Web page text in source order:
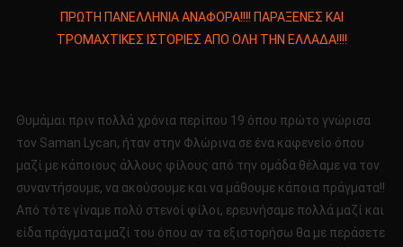
ΠΑΝΕΛΛΗΝΙΑ
ΑΝΑΦΟΡΑ!!!!
ΙΣΤΟΡΙΕΣ
ΑΠΟ
ΟΛΗ
ΤΗΝ
ΕΛΛΑΔΑ!!!!
ΠΡΩΤΗ ΠΑΝΕΛΛΗΝΙΑ ΑΝΑΦΟΡΑ!!!! ΠΑΡΑΞΕΝΕΣ ΚΑΙ
ΤΡΟΜΑΧΤΙΚΕΣ ΙΣΤΟΡΙΕΣ ΑΠΟ ΟΛΗ ΤΗΝ ΕΛΛΑΔΑ!!!!
Θυμάμαι πριν πολλά χρόνια περίπου 19 όπου πρώτο γνώρισα
τον Saman Lycan, ήταν στην Φλώρινα σε ένα καφενείο όπου
μαζί με κάποιους άλλους φίλους από την ομάδα θέλαμε να τον
συναντήσουμε, να ακούσουμε και να μάθουμε κάποια πράγματα!!
Από τότε γίναμε πολύ στενοί φίλοι, ερευνήσαμε πολλά μαζί και
είδα πράγματα μαζί του όπου αν τα εξιστορήσω θα με περάσετε